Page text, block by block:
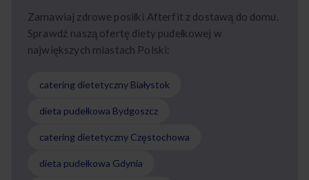
Zamawiaj zdrowe posiłki Afterfit z dostawą do domu.
Sprawdź naszą ofertę diety pudełkowej w
największych miastach Polski:
catering dietetyczny Białystok
dieta pudełkowa Bydgoszcz
catering dietetyczny Częstochowa
dieta pudełkowa Gdynia